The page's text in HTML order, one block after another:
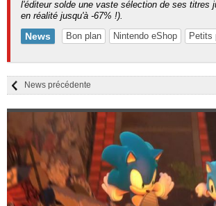
l'éditeur solde une vaste sélection de ses titres
en réalité jusqu'à -67% !).
News Bon plan Nintendo eShop Petits
News précédente